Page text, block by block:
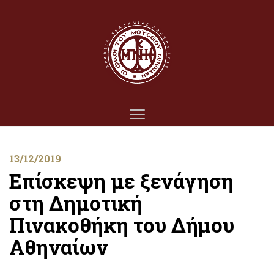
13/12/2019
Επίσκεψη με ξενάγηση
στη Δημοτική
Πινακοθήκη του Δήμου
Αθηναίων